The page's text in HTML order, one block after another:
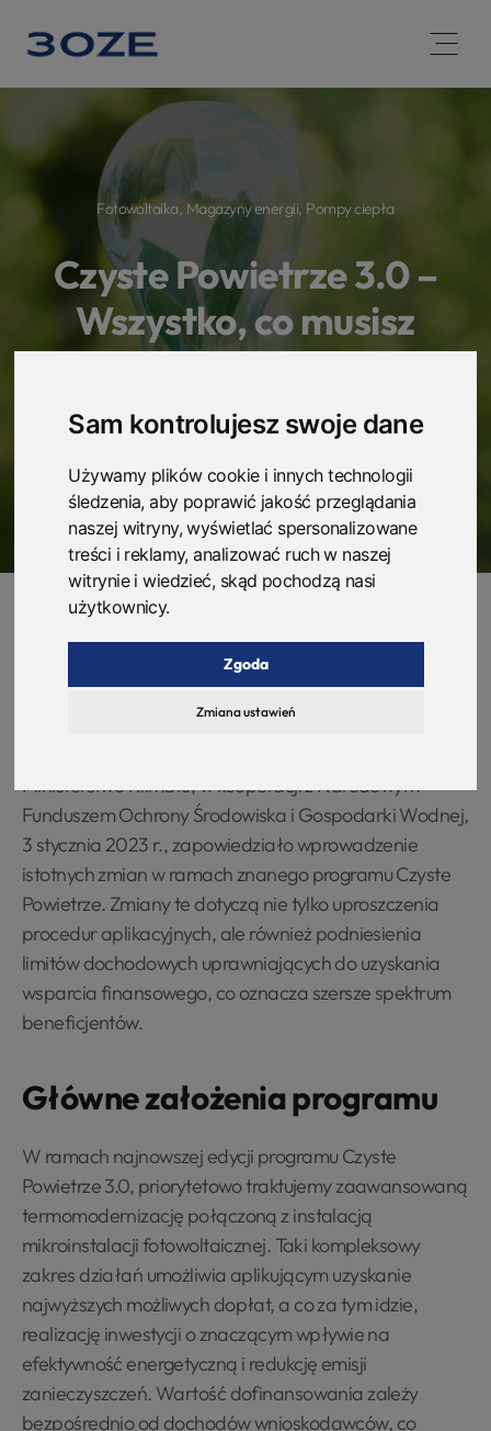
Sam kontrolujesz swoje dane
Używamy plików cookie i innych technologii
śledzenia, aby poprawić jakość przeglądania
naszej witryny, wyświetlać spersonalizowane
treści i reklamy, analizować ruch w naszej
witrynie i wiedzieć, skąd pochodzą nasi
użytkownicy.
Zgoda
Zmiana ustawień
Open
Fotowoltaika, Magazyny energii, Pompy ciepła
Czyste Powietrze 3.0 –
Wszystko, co musisz
wiedzieć.
8 marca, 2023 3OZE
W roku 2023 polskie gospodarstwa domowe staną
Ministerstwo Klimatu, w kooperacji z Narodowym
Funduszem Ochrony Środowiska i Gospodarki Wodnej,
3 stycznia 2023 r., zapowiedziało wprowadzenie
istotnych zmian w ramach znanego programu Czyste
Powietrze. Zmiany te dotyczą nie tylko uproszczenia
procedur aplikacyjnych, ale również podniesienia
limitów dochodowych uprawniających do uzyskania
wsparcia finansowego, co oznacza szersze spektrum
beneficjentów.
Główne założenia programu
W ramach najnowszej edycji programu Czyste
Powietrze 3.0, priorytetowo traktujemy zaawansowaną
termomodernizację połączoną z instalacją
mikroinstalacji fotowoltaicznej. Taki kompleksowy
zakres działań umożliwia aplikującym uzyskanie
najwyższych możliwych dopłat, a co za tym idzie,
realizację inwestycji o znaczącym wpływie na
efektywność energetyczną i redukcję emisji
zanieczyszczeń. Wartość dofinansowania zależy
bezpośrednio od dochodów wnioskodawców, co